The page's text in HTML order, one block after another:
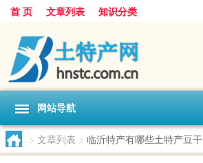
首 页 文章列表 知识分类
网站导航
> 文章列表 > 临沂特产有哪些土特产豆干